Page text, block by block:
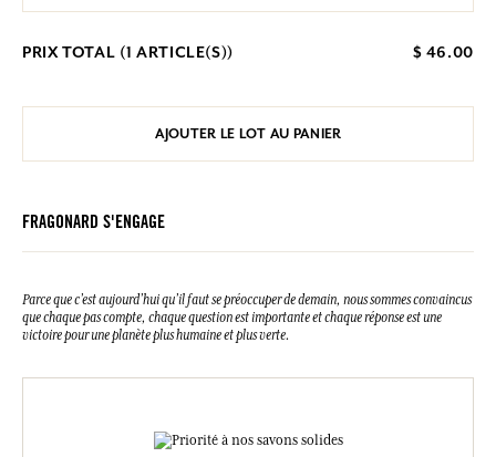
PRIX TOTAL (1 ARTICLE(S)) $ 46.00
AJOUTER LE LOT AU PANIER
FRAGONARD S'ENGAGE
Parce que c’est aujourd’hui qu’il faut se préoccuper de demain, nous sommes convaincus
que chaque pas compte, chaque question est importante et chaque réponse est une
victoire pour une planète plus humaine et plus verte.